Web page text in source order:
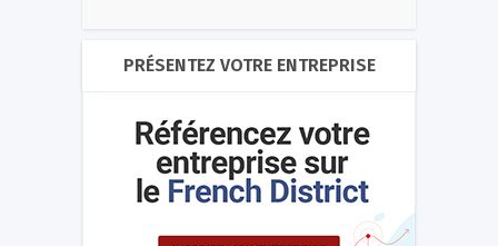
PRÉSENTEZ VOTRE ENTREPRISE